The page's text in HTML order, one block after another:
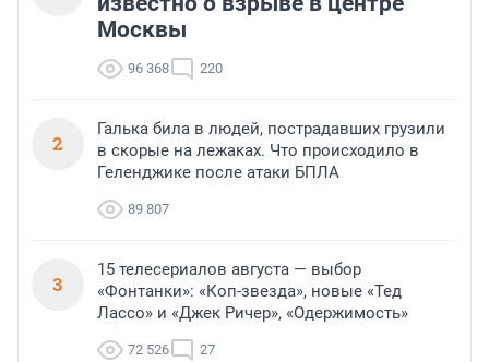
Москвы
96 368 220
2
Галька била в людей, пострадавших грузили
в скорые на лежаках. Что происходило в
Геленджике после атаки БПЛА
89 807
3
15 телесериалов августа — выбор
«Фонтанки»: «Коп-звезда», новые «Тед
Лассо» и «Джек Ричер», «Одержимость»
72 526 27